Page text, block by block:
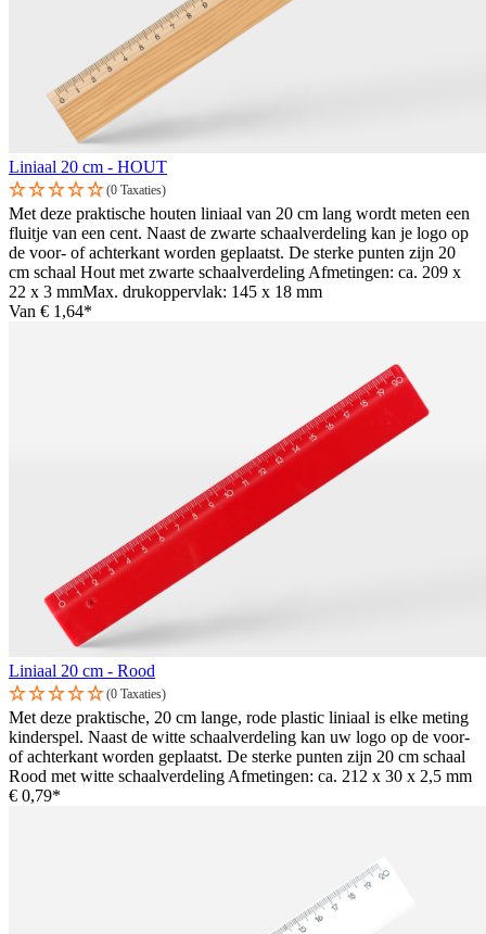
Liniaal 20 cm - HOUT
(0 Taxaties)
Met deze praktische houten liniaal van 20 cm lang wordt meten een
fluitje van een cent. Naast de zwarte schaalverdeling kan je logo op
de voor- of achterkant worden geplaatst. De sterke punten zijn 20
cm schaal Hout met zwarte schaalverdeling Afmetingen: ca. 209 x
22 x 3 mmMax. drukoppervlak: 145 x 18 mm
Van € 1,64*
Liniaal 20 cm - Rood
(0 Taxaties)
Met deze praktische, 20 cm lange, rode plastic liniaal is elke meting
kinderspel. Naast de witte schaalverdeling kan uw logo op de voor-
of achterkant worden geplaatst. De sterke punten zijn 20 cm schaal
Rood met witte schaalverdeling Afmetingen: ca. 212 x 30 x 2,5 mm
€ 0,79*